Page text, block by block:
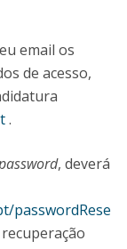
email os
de acesso,
.
, deverá
passwordRese